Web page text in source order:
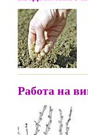
Работа на